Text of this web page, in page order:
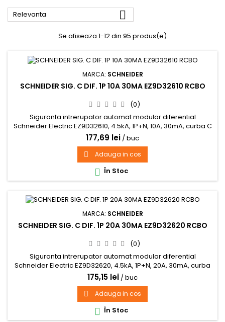
Relevanta 
Se afiseaza 1-12 din 95 produs(e)
MARCA: SCHNEIDER
SCHNEIDER SIG. C DIF. 1P 10A 30MA EZ9D32610 RCBO
(0)
Siguranta intrerupator automat modular diferential
Schneider Electric EZ9D32610, 4.5kA, 1P+N, 10A, 30mA, curba C
177,69 lei / buc
 Adauga in cos
 În Stoc
MARCA: SCHNEIDER
SCHNEIDER SIG. C DIF. 1P 20A 30MA EZ9D32620 RCBO
(0)
Siguranta intrerupator automat modular diferential
Schneider Electric EZ9D32620, 4.5kA, 1P+N, 20A, 30mA, curba
C
175,15 lei / buc
 Adauga in cos
 În Stoc